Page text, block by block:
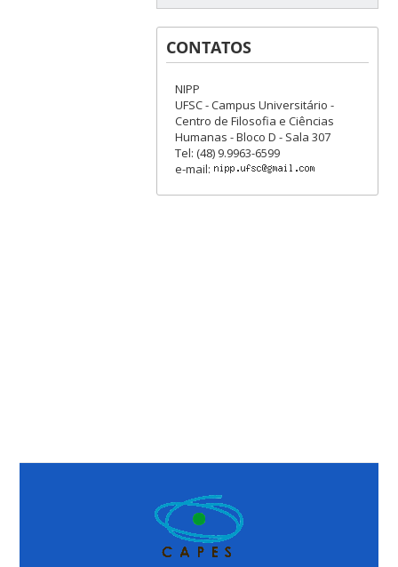
CONTATOS
NIPP
UFSC - Campus Universitário -
Centro de Filosofia e Ciências
Humanas - Bloco D - Sala 307
Tel: (48) 9.9963-6599
e-mail: